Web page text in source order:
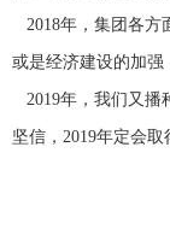
2018年，集团各方
或是经济建设的加强
2019年，我们又播
坚信，2019年定会